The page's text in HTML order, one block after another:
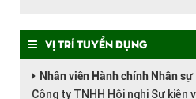
Vị trí tuyển dụng
Nhân viên Hành chính Nhân sự
Công ty TNHH Hội nghị Sự kiện